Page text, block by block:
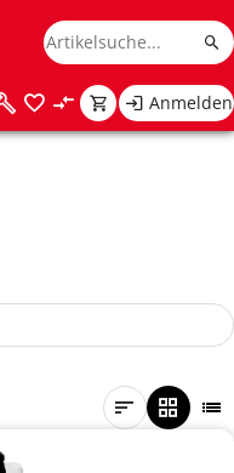
Anmelden